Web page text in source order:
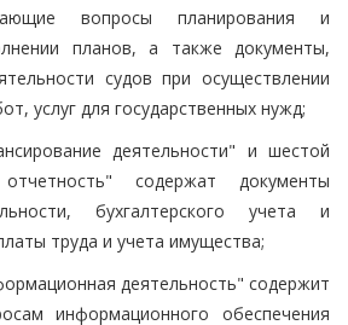
вопросы планирования и
планов, а также документы,
судов при осуществлении
услуг для государственных нужд;
деятельности" и шестой
содержат документы
бухгалтерского учета и
труда и учета имущества;
деятельность" содержит
информационного обеспечения